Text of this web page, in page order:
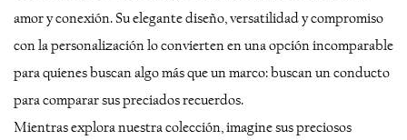
amor y conexión. Su elegante diseño, versatilidad y compromiso
con la personalización lo convierten en una opción incomparable
para quienes buscan algo más que un marco: buscan un conducto
para comparar sus preciados recuerdos.
Mientras explora nuestra colección, imagine sus preciosos